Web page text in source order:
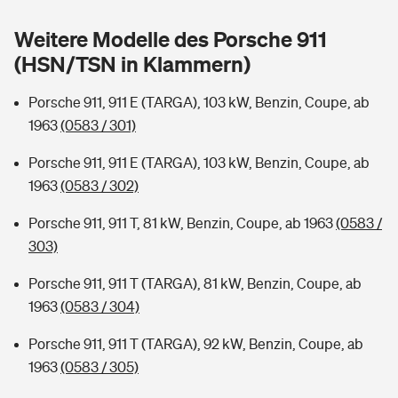
Hochwasser-Check: Wie gefährdet ist Ihr Haus?
Sie haben Fragen?
Private Cyberversicherung
Zur Übersicht
Kinderunfall-Check: Mehr Sicherheit für deine Kids
Typklassen: So ist Ihr Auto eingestuft
Sie haben Fragen?
Rentenrechner: Wie viel Geld bekomme ich im Alter?
Weitere Modelle des Porsche 911
(HSN/TSN in Klammern)
Porsche 911, 911 E (TARGA), 103 kW, Benzin, Coupe, ab
1963(0583 / 301)
Porsche 911, 911 E (TARGA), 103 kW, Benzin, Coupe, ab
1963(0583 / 302)
Porsche 911, 911 T, 81 kW, Benzin, Coupe, ab 1963(0583 /
303)
Porsche 911, 911 T (TARGA), 81 kW, Benzin, Coupe, ab
1963(0583 / 304)
Porsche 911, 911 T (TARGA), 92 kW, Benzin, Coupe, ab
1963(0583 / 305)